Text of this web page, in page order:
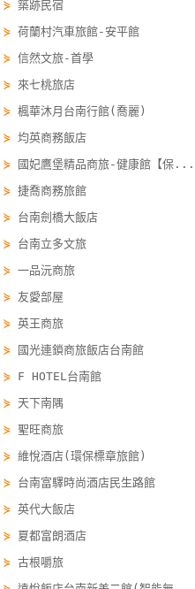
客
滿
意
度
訂
單
理
會
帳
戶
客
服
聯
絡
⋟築跡民宿
⋟荷蘭村汽車旅館-安平館
⋟信然文旅-首學
⋟ 來七桃旅店
⋟楓華沐月台南行館(喬麗)
⋟均英商務飯店
⋟
國妃鷹堡精品商旅-健康館【保...
⋟捷喬商務旅館
⋟ 台南劍橋大飯店
⋟ 台南立多文旅
⋟一品沅商旅
⋟ 友愛部屋
⋟英王商旅
⋟
國光連鎖商旅飯店台南館
⋟ F HOTEL台南館
⋟天下南隅
⋟聖旺商旅
⋟維悅酒店(環保標章旅館)
⋟ 台南富驛時尚酒店民生路館
⋟英代大飯店
⋟ 夏都富朗酒店
⋟古根嚼旅